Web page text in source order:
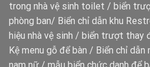
trong nhà vệ sinh toilet / biển
phòng ban/ Biển chỉ dẫn khu
hiệu nhà vệ sinh / biển trượt thay
Kệ menu gỗ để bàn / Biển chỉ dẫn